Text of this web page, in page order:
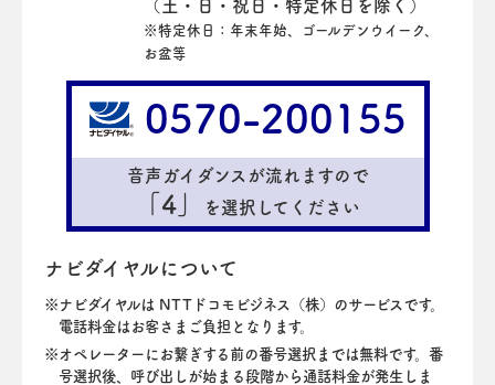
（土・日・祝日・特定休日を除く）
※特定休日：年末年始、ゴールデンウイーク、
お盆等
0570-200155
音声ガイダンスが流れますので
「4」 を選択してください
ナビダイヤルについて
ナビダイヤルは NTTドコモビジネス（株）のサービスです。
電話料金はお客さまご負担となります。
オペレーターにお繋ぎする前の番号選択までは無料です。番
号選択後、呼び出しが始まる段階から通話料金が発生しま